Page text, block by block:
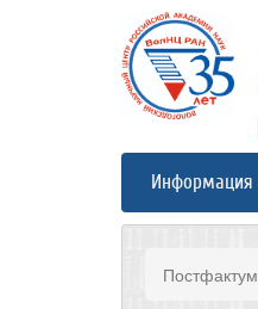
Информация
Постфактум